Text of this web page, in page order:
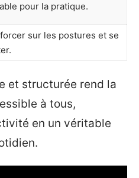
pour la pratique.
sur les postures et se
et structurée rend la
à tous,
en un véritable